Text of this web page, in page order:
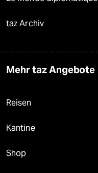
taz Archiv
Mehr taz Angebote
Reisen
Kantine
Shop